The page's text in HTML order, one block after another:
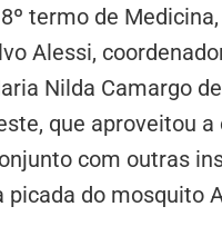
termo de
Alessi,
Nilda Camargo
que aproveitou
com outras
do mosquito